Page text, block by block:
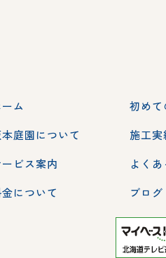
ム
庭園について
ビス案内
について
初めて
施工実
よく
ブログ